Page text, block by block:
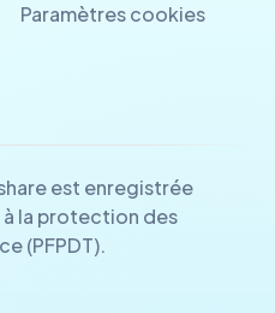
Paramètres cookies
est enregistrée
la protection des
(PFPDT).